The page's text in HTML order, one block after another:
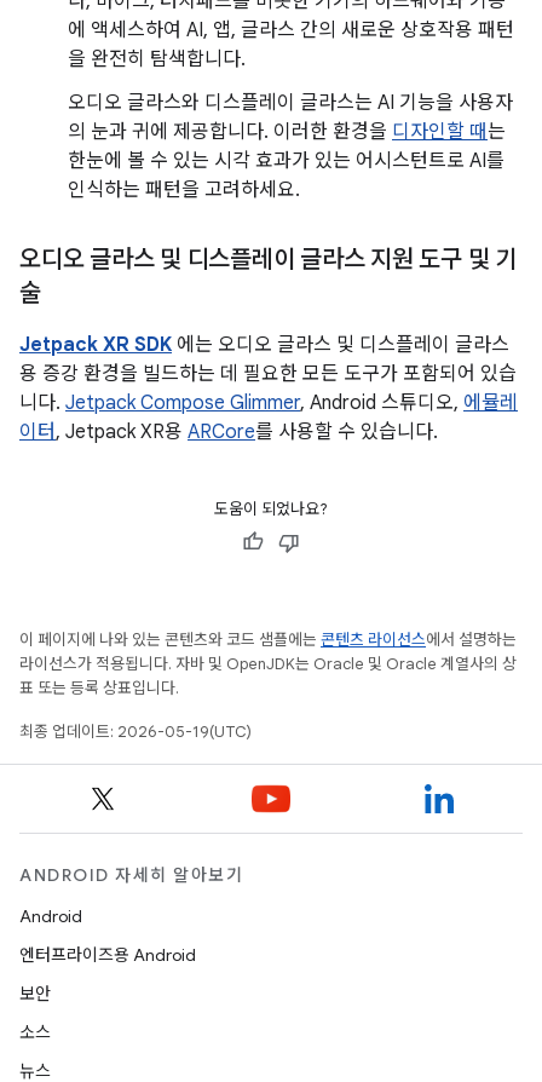
에 액세스하여 AI, 앱, 글라스 간의 새로운 상호작용 패턴
을 완전히 탐색합니다.
오디오 글라스와 디스플레이 글라스는 AI 기능을 사용자
의 눈과 귀에 제공합니다. 이러한 환경을 디자인할 때는
한눈에 볼 수 있는 시각 효과가 있는 어시스턴트로 AI를
인식하는 패턴을 고려하세요.
오디오 글라스 및 디스플레이 글라스 지원 도구 및 기
술
Jetpack XR SDK 에는 오디오 글라스 및 디스플레이 글라스
용 증강 환경을 빌드하는 데 필요한 모든 도구가 포함되어 있습
니다. Jetpack Compose Glimmer, Android 스튜디오, 에뮬레
이터, Jetpack XR용 ARCore를 사용할 수 있습니다.
도움이 되었나요?
이 페이지에 나와 있는 콘텐츠와 코드 샘플에는 콘텐츠 라이선스에서 설명하는
라이선스가 적용됩니다. 자바 및 OpenJDK는 Oracle 및 Oracle 계열사의 상
표 또는 등록 상표입니다.
최종 업데이트: 2026-05-19(UTC)
ANDROID 자세히 알아보기
Android
엔터프라이즈용 Android
보안
소스
뉴스